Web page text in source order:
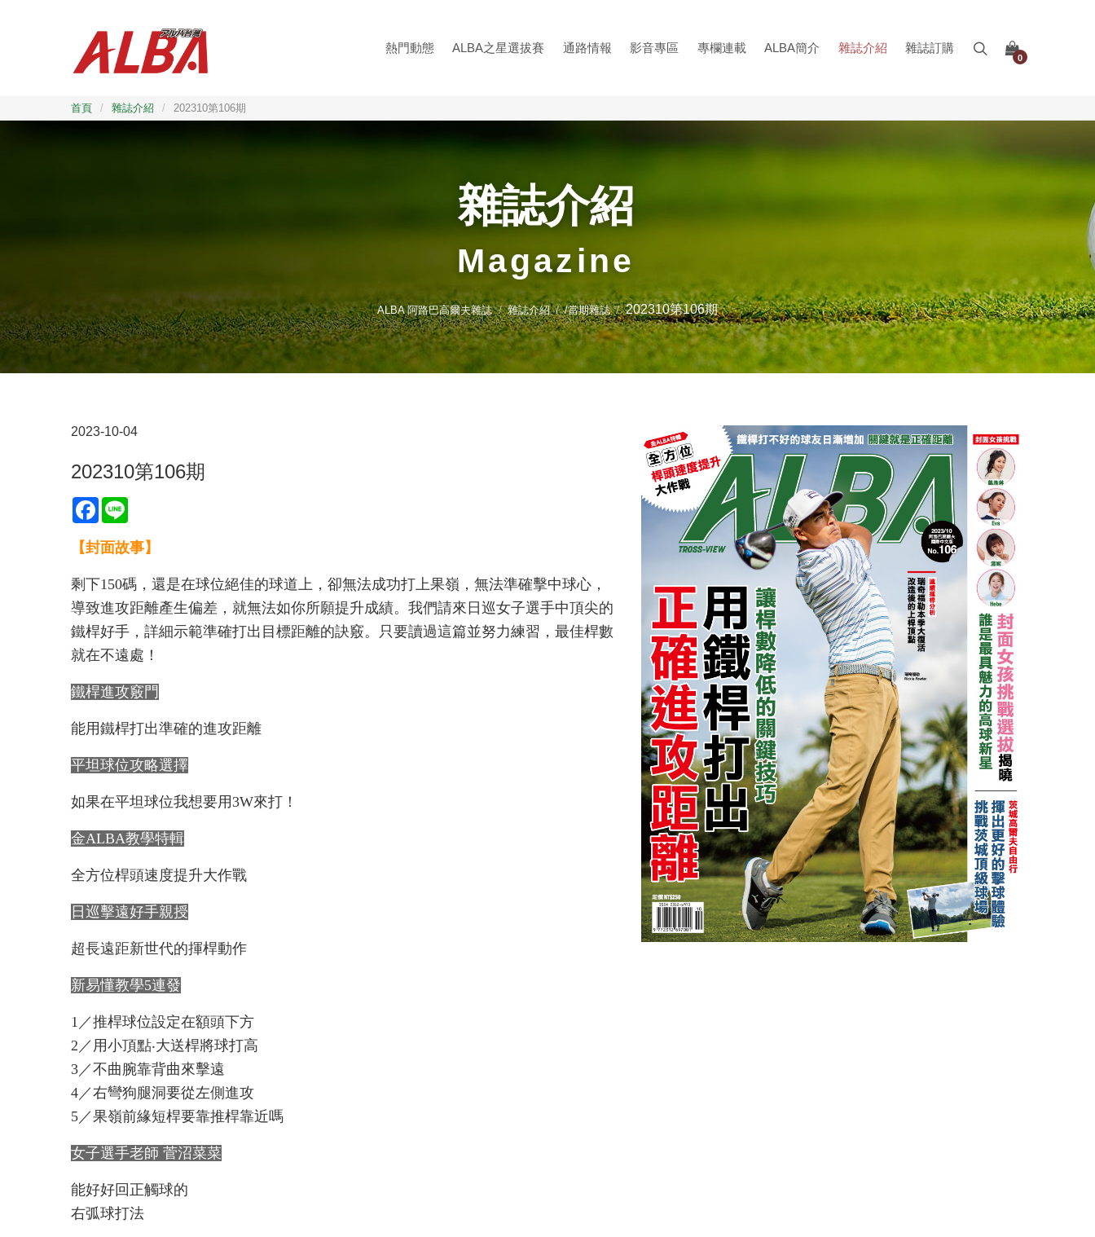
熱門動態 ALBA之星選拔賽 通路情報 影音專區 專欄連載 ALBA簡介 雜誌介紹 雜誌訂購
0
首頁 / 雜誌介紹 / 202310第106期
雜誌介紹
Magazine
ALBA 阿路巴高爾夫雜誌 雜誌介紹 /當期雜誌 202310第106期
2023-10-04
202310第106期
Facebook
【封面故事】
剩下150碼，還是在球位絕佳的球道上，卻無法成功打上果嶺，無法準確擊中球心，
導致進攻距離產生偏差，就無法如你所願提升成績。我們請來日巡女子選手中頂尖的
鐵桿好手，詳細示範準確打出目標距離的訣竅。只要讀過這篇並努力練習，最佳桿數
就在不遠處！
鐵桿進攻竅門
能用鐵桿打出準確的進攻距離
平坦球位攻略選擇
如果在平坦球位我想要用3W來打！
金ALBA教學特輯
全方位桿頭速度提升大作戰
日巡擊遠好手親授
超長遠距新世代的揮桿動作
新易懂教學5連發
1／推桿球位設定在額頭下方
2／用小頂點‧大送桿將球打高
3／不曲腕靠背曲來擊遠
4／右彎狗腿洞要從左側進攻
5／果嶺前緣短桿要靠推桿靠近嗎
女子選手老師 菅沼菜菜
能好好回正觸球的
右弧球打法